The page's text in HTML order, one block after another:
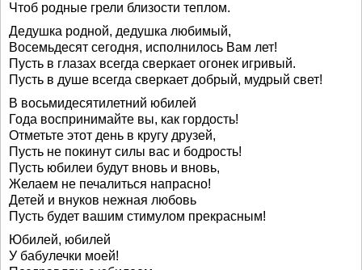
Чтоб родные грели близости теплом.
Дедушка родной, дедушка любимый,
Восемьдесят сегодня, исполнилось Вам лет!
Пусть в глазах всегда сверкает огонек игривый.
Пусть в душе всегда сверкает добрый, мудрый свет!
В восьмидесятилетний юбилей
Года воспринимайте вы, как гордость!
Отметьте этот день в кругу друзей,
Пусть не покинут силы вас и бодрость!
Пусть юбилеи будут вновь и вновь,
Желаем не печалиться напрасно!
Детей и внуков нежная любовь
Пусть будет вашим стимулом прекрасным!
Юбилей, юбилей
У бабулечки моей!